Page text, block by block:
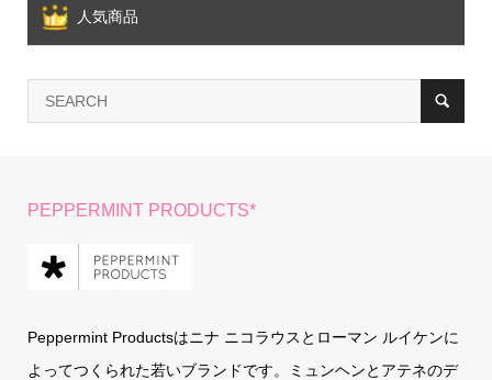
人気商品
PEPPERMINT PRODUCTS*
Peppermint Productsはニナ ニコラウスとローマン ルイケンに
よってつくられた若いブランドです。ミュンヘンとアテネのデ